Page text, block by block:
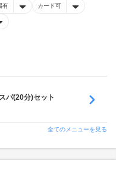
有 カード可
パ(20分)セット
全てのメニューを見る